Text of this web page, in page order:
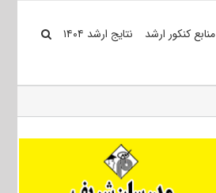
منابع کنکور ارشد نتایج ارشد ۱۴۰۴